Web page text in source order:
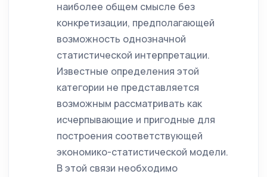
наиболее общем смысле без
конкретизации, предполагающей
возможность однозначной
статистической интерпретации.
Известные определения этой
категории не представляется
возможным рассматривать как
исчерпывающие и пригодные для
построения соответствующей
экономико-статистической модели.
В этой связи необходимо